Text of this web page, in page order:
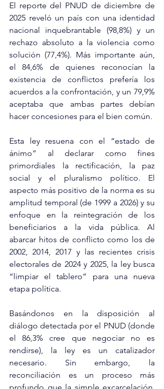
El reporte del PNUD de diciembre de
2025 reveló un país con una identidad
nacional inquebrantable (98,8%) y un
rechazo absoluto a la violencia como
solución (77,4%). Más importante aún,
el 84,6% de quienes reconocían la
existencia de conflictos prefería los
acuerdos a la confrontación, y un 79,9%
aceptaba que ambas partes debían
hacer concesiones para el bien común.
Esta ley resuena con el “estado de
ánimo” al declarar como fines
primordiales la rectificación, la paz
social y el pluralismo político. El
aspecto más positivo de la norma es su
amplitud temporal (de 1999 a 2026) y su
enfoque en la reintegración de los
beneficiarios a la vida pública. Al
abarcar hitos de conflicto como los de
2002, 2014, 2017 y las recientes crisis
electorales de 2024 y 2025, la ley busca
“limpiar el tablero” para una nueva
etapa política.
Basándonos en la disposición al
diálogo detectada por el PNUD (donde
el 86,3% cree que negociar no es
rendirse), la ley es un catalizador
necesario. Sin embargo, la
reconciliación es un proceso más